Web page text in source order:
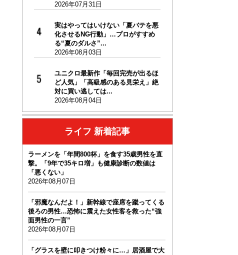
2026年07月31日
実はやってはいけない「夏バテを悪
化させるNG行動」…プロがすすめ
る“夏のダルさ”...
2026年08月03日
ユニクロ最新作「毎回完売が出るほ
ど人気」「高級感のある見栄え」絶
対に買い逃しては...
2026年08月04日
ライフ 新着記事
ラーメンを「年間800杯」を食す35歳男性を直
撃。「9年で35キロ増」も健康診断の数値は
「悪くない」
2026年08月07日
「邪魔なんだよ！」新幹線で座席を蹴ってくる
後ろの男性…恐怖に震えた女性客を救った“強
面男性の一言”
2026年08月07日
「グラスを壁に叩きつけ粉々に…」居酒屋で大